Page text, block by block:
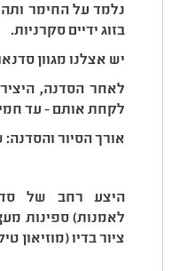
נלמד על החימר
בזוג ידיים סקרניות.
יש אצלנו מגוון
לאחר הסדנה,
לקחת אותם - עד
אורך הסיור
היצע רחב של
לאמנות) ספינות
ציור בדיו (מוזיאון